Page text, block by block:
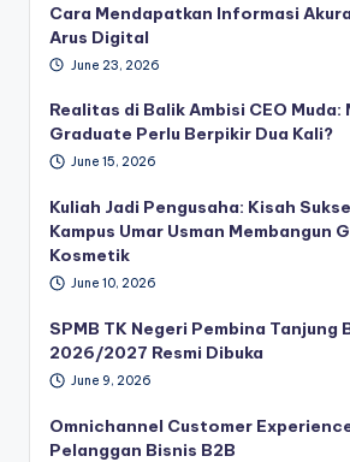
Cara Mendapatkan Informasi
Arus Digital
June 23, 2026
Realitas di Balik Ambisi CEO Muda:
Graduate Perlu Berpikir Dua Kali?
June 15, 2026
Kuliah Jadi Pengusaha: Kisah
Kampus Umar Usman Membangun
Kosmetik
June 10, 2026
SPMB TK Negeri Pembina Tanjung
2026/2027 Resmi Dibuka
June 9, 2026
Omnichannel Customer
Pelanggan Bisnis B2B